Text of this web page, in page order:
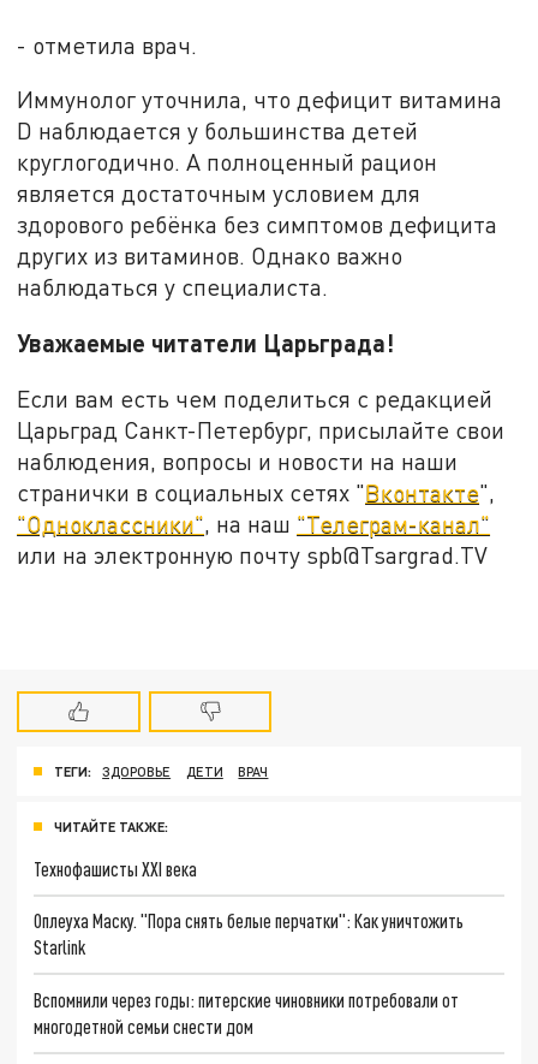
- отметила врач.
Иммунолог уточнила, что дефицит витамина
D наблюдается у большинства детей
круглогодично. А полноценный рацион
является достаточным условием для
здорового ребёнка без симптомов дефицита
других из витаминов. Однако важно
наблюдаться у специалиста.
Уважаемые читатели Царьграда!
Если вам есть чем поделиться с редакцией
Царьград Санкт-Петербург, присылайте свои
наблюдения, вопросы и новости на наши
странички в социальных сетях "Вконтакте",
"Одноклассники", на наш "Телеграм-канал"
или на электронную почту spb@Tsargrad.TV
ТЕГИ: ЗДОРОВЬЕ ДЕТИ ВРАЧ
ЧИТАЙТЕ ТАКЖЕ:
Технофашисты XXI века
Оплеуха Маску. "Пора снять белые перчатки": Как уничтожить
Starlink
Вспомнили через годы: питерские чиновники потребовали от
многодетной семьи снести дом